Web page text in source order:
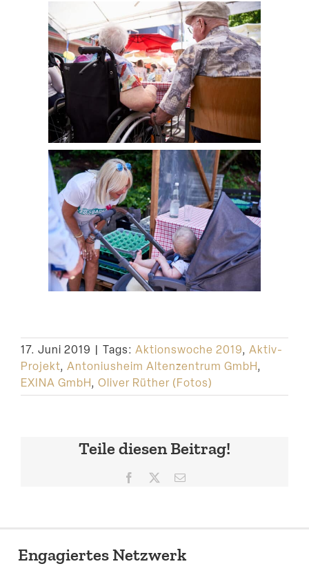
17. Juni 2019 | Tags: Aktionswoche 2019, Aktiv-
Projekt, Antoniusheim Altenzentrum GmbH,
EXINA GmbH, Oliver Rüther (Fotos)
Teile diesen Beitrag!
Facebook E-
Engagiertes Netzwerk